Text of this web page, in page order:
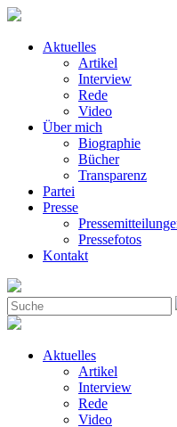
Aktuelles
Artikel
Interview
Rede
Video
Über mich
Biographie
Bücher
Transparenz
Partei
Presse
Pressefotos
Kontakt
Aktuelles
Artikel
Interview
Rede
Video